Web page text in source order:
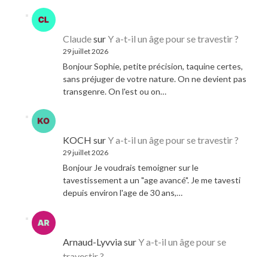
ClaudesurY a-t-il un âge pour se travestir ?
29 juillet 2026
Bonjour Sophie, petite précision, taquine certes,
sans préjuger de votre nature. On ne devient pas
transgenre. On l'est ou on…
KOCH surY a-t-il un âge pour se travestir ?
29 juillet 2026
Bonjour Je voudrais temoigner sur le
tavestissement a un "age avancé". Je me tavesti
depuis environ l'age de 30 ans,…
Arnaud-LyvviasurY a-t-il un âge pour se